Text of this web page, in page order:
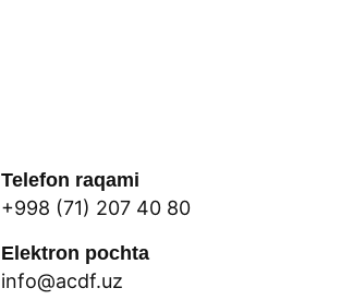
Telefon raqami
+998 (71) 207 40 80
Elektron pochta
info@acdf.uz